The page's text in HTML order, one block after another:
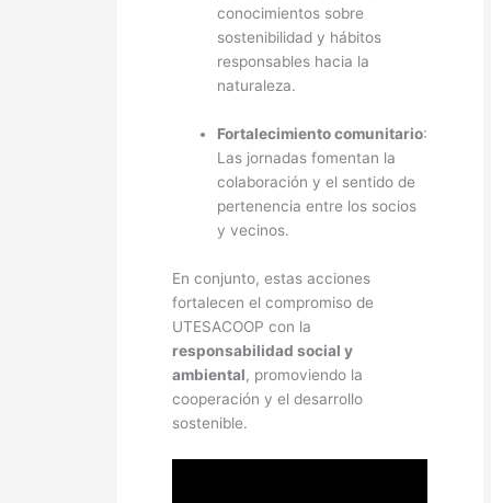
conocimientos sobre
sostenibilidad y hábitos
responsables hacia la
naturaleza.
Fortalecimiento comunitario:
Las jornadas fomentan la
colaboración y el sentido de
pertenencia entre los socios
y vecinos.
En conjunto, estas acciones
fortalecen el compromiso de
UTESACOOP con la
responsabilidad social y
ambiental, promoviendo la
cooperación y el desarrollo
sostenible.